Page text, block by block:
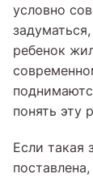
условно
ребенок
понять эту
Если такая